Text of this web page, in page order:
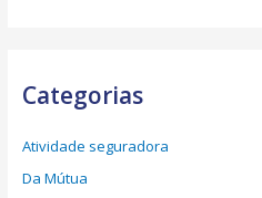
Categorias
Atividade seguradora
Da Mútua